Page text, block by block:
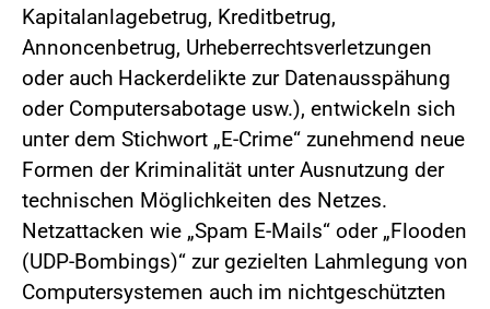
Kapitalanlagebetrug, Kreditbetrug,
Annoncenbetrug, Urheberrechtsverletzungen
oder auch Hackerdelikte zur Datenausspähung
oder Computersabotage usw.), entwickeln sich
unter dem Stichwort „E-Crime“ zunehmend neue
Formen der Kriminalität unter Ausnutzung der
technischen Möglichkeiten des Netzes.
Netzattacken wie „Spam E-Mails“ oder „Flooden
(UDP-Bombings)“ zur gezielten Lahmlegung von
Computersystemen auch im nichtgeschützten